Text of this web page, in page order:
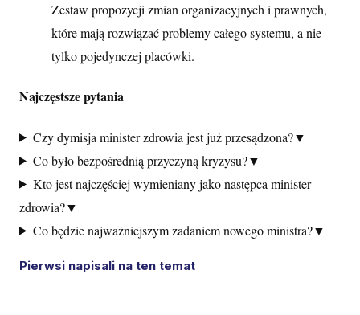
Zestaw propozycji zmian organizacyjnych i prawnych,
które mają rozwiązać problemy całego systemu, a nie
tylko pojedynczej placówki.
Najczęstsze pytania
Czy dymisja minister zdrowia jest już przesądzona?▼
Co było bezpośrednią przyczyną kryzysu?▼
Kto jest najczęściej wymieniany jako następca minister
zdrowia?▼
Co będzie najważniejszym zadaniem nowego ministra?▼
Pierwsi napisali na ten temat